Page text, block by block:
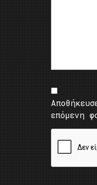
επόμενη